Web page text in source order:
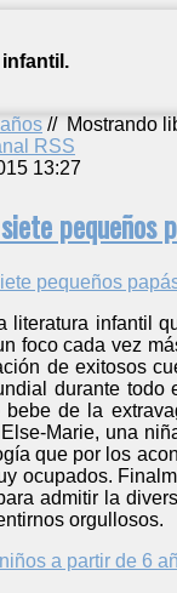
// Mostrando
RSS
13:27
pequeños
literatura infantil
foco cada vez
de exitosos
durante
bebe de la
Marie, una
que por los
ocupados.
admitir la
orgullosos.
niños a partir de 6